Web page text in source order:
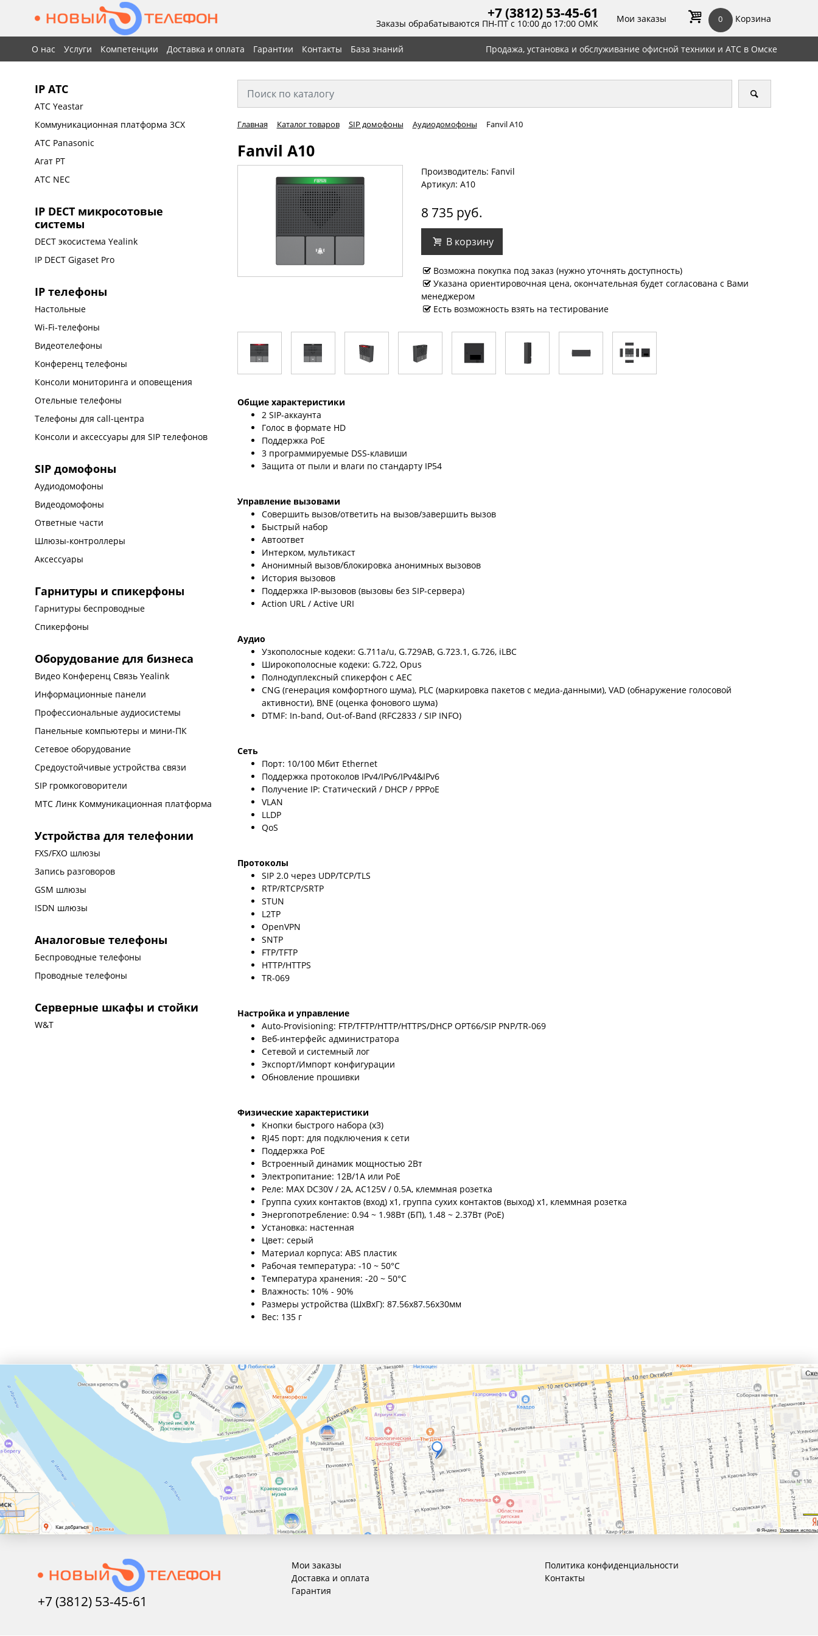
+7 (3812) 53-45-61
Заказы обрабатываются ПН-ПТ с 10:00 до 17:00 ОМК Мои заказы 0 Корзина
О нас Услуги Компетенции Доставка и оплата Гарантии Контакты База знаний Продажа, установка и обслуживание офисной техники и АТС в Омске
IP АТС
АТС Yeastar
Коммуникационная платформа 3CX
АТС Panasonic
Агат РТ
АТС NEC
IP DECT микросотовые
системы
DECT экосистема Yealink
IP DECT Gigaset Pro
IP телефоны
Настольные
Wi-Fi-телефоны
Видеотелефоны
Конференц телефоны
Консоли мониторинга и оповещения
Отельные телефоны
Телефоны для call-центра
Консоли и аксессуары для SIP телефонов
SIP домофоны
Аудиодомофоны
Видеодомофоны
Ответные части
Шлюзы-контроллеры
Аксессуары
Гарнитуры и спикерфоны
Гарнитуры беспроводные
Спикерфоны
Оборудование для бизнеса
Видео Конференц Связь Yealink
Информационные панели
Профессиональные аудиосистемы
Панельные компьютеры и мини-ПК
Сетевое оборудование
Средоустойчивые устройства связи
SIP громкоговорители
МТС Линк Коммуникационная платформа
Устройства для телефонии
FXS/FXO шлюзы
Запись разговоров
GSM шлюзы
ISDN шлюзы
Аналоговые телефоны
Беспроводные телефоны
Проводные телефоны
Серверные шкафы и стойки
W&T
Главная Каталог товаров SIP домофоны Аудиодомофоны Fanvil A10
Fanvil A10
Производитель: Fanvil
Артикул: A10
8 735 руб.
В корзину
Возможна покупка под заказ (нужно уточнять доступность)
Указана ориентировочная цена, окончательная будет согласована с Вами
менеджером
Есть возможность взять на тестирование
Общие характеристики
2 SIP-аккаунта
Голос в формате HD
Поддержка PoE
3 программируемые DSS-клавиши
Защита от пыли и влаги по стандарту IP54
Управление вызовами
Совершить вызов/ответить на вызов/завершить вызов
Быстрый набор
Автоответ
Интерком, мультикаст
Анонимный вызов/блокировка анонимных вызовов
История вызовов
Поддержка IP-вызовов (вызовы без SIP-сервера)
Action URL / Active URI
Аудио
Узкополосные кодеки: G.711a/u, G.729AB, G.723.1, G.726, iLBC
Широкополосные кодеки: G.722, Opus
Полнодуплексный спикерфон с AEC
CNG (генерация комфортного шума), PLC (маркировка пакетов с медиа-данными), VAD (обнаружение голосовой
активности), BNE (оценка фонового шума)
DTMF: In-band, Out-of-Band (RFC2833 / SIP INFO)
Сеть
Порт: 10/100 Мбит Ethernet
Поддержка протоколов IPv4/IPv6/IPv4&IPv6
Получение IP: Статический / DHCP / PPPoE
VLAN
LLDP
QoS
Протоколы
SIP 2.0 через UDP/TCP/TLS
RTP/RTCP/SRTP
STUN
L2TP
OpenVPN
SNTP
FTP/TFTP
HTTP/HTTPS
TR-069
Настройка и управление
Auto-Provisioning: FTP/TFTP/HTTP/HTTPS/DHCP OPT66/SIP PNP/TR-069
Веб-интерфейс администратора
Сетевой и системный лог
Экспорт/Импорт конфигурации
Обновление прошивки
Физические характеристики
Кнопки быстрого набора (x3)
RJ45 порт: для подключения к сети
Поддержка PoE
Встроенный динамик мощностью 2Вт
Электропитание: 12В/1А или PoE
Реле: MAX DC30V / 2A, AC125V / 0.5A, клеммная розетка
Группа сухих контактов (вход) x1, группа сухих контактов (выход) x1, клеммная розетка
Энергопотребление: 0.94 ~ 1.98Вт (БП), 1.48 ~ 2.37Вт (PoE)
Установка: настенная
Цвет: серый
Материал корпуса: ABS пластик
Рабочая температура: -10 ~ 50°C
Температура хранения: -20 ~ 50°C
Влажность: 10% - 90%
Размеры устройства (ШхВхГ): 87.56х87.56х30мм
Вес: 135 г
+7 (3812) 53-45-61
Мои заказы
Доставка и оплата
Гарантия
Политика конфиденциальности
Контакты